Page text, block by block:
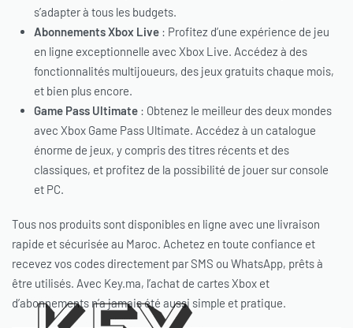
s’adapter à tous les budgets.
Abonnements Xbox Live : Profitez d’une expérience de jeu
en ligne exceptionnelle avec Xbox Live. Accédez à des
fonctionnalités multijoueurs, des jeux gratuits chaque mois,
et bien plus encore.
Game Pass Ultimate : Obtenez le meilleur des deux mondes
avec Xbox Game Pass Ultimate. Accédez à un catalogue
énorme de jeux, y compris des titres récents et des
classiques, et profitez de la possibilité de jouer sur console
et PC.
Tous nos produits sont disponibles en ligne avec une livraison
rapide et sécurisée au Maroc. Achetez en toute confiance et
recevez vos codes directement par SMS ou WhatsApp, prêts à
être utilisés. Avec Key.ma, l’achat de cartes Xbox et
d’abonnements n’a jamais été aussi simple et pratique.